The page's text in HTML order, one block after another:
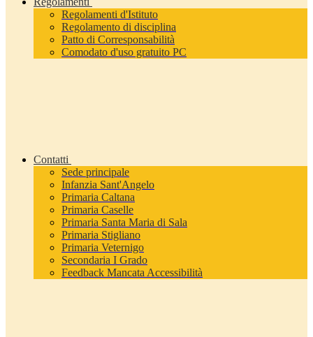
Regolamenti d'Istituto
Regolamento di disciplina
Patto di Corresponsabilità
Comodato d'uso gratuito PC
Contatti
Sede principale
Infanzia Sant'Angelo
Primaria Caltana
Primaria Caselle
Primaria Santa Maria di Sala
Primaria Stigliano
Primaria Veternigo
Secondaria I Grado
Feedback Mancata Accessibilità